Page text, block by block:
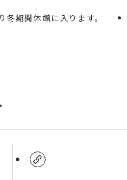
期間休館に入ります。